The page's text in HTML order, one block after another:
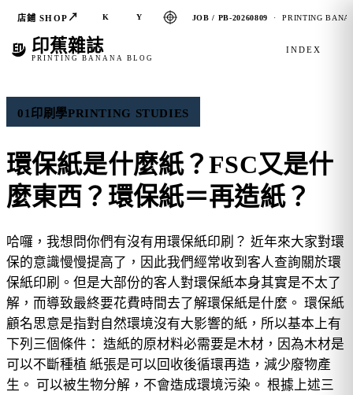
店鋪 SHOP ↗ K Y JOB / PB-20260809 · PRINTING
印蕉雜誌
PRINTING BANANA BLOG
INDEX
01 印刷學PRINTING STUDIES
環保紙是什麼紙？FSC又是什
麼東西？環保紙＝再造紙？
哈囉，我想問你們有沒有用環保紙印刷？ 近年來大家對環
保的意識慢慢提高了，因此我們經常收到客人查詢關於環
保紙印刷。但是大部份的客人對環保紙本身其實是不太了
解，而導致最終要花費時間去了解環保紙是什麼。 環保紙
顧名思意是指對自然環境沒有大影響的紙，所以基本上有
下列三個條件： 造紙的原材料必需要是木材，因為木材是
可以不斷種植 紙張是可以回收後循環再造，減少廢物產
生。 可以被生物分解，不會造成環境污染。 根據上述三